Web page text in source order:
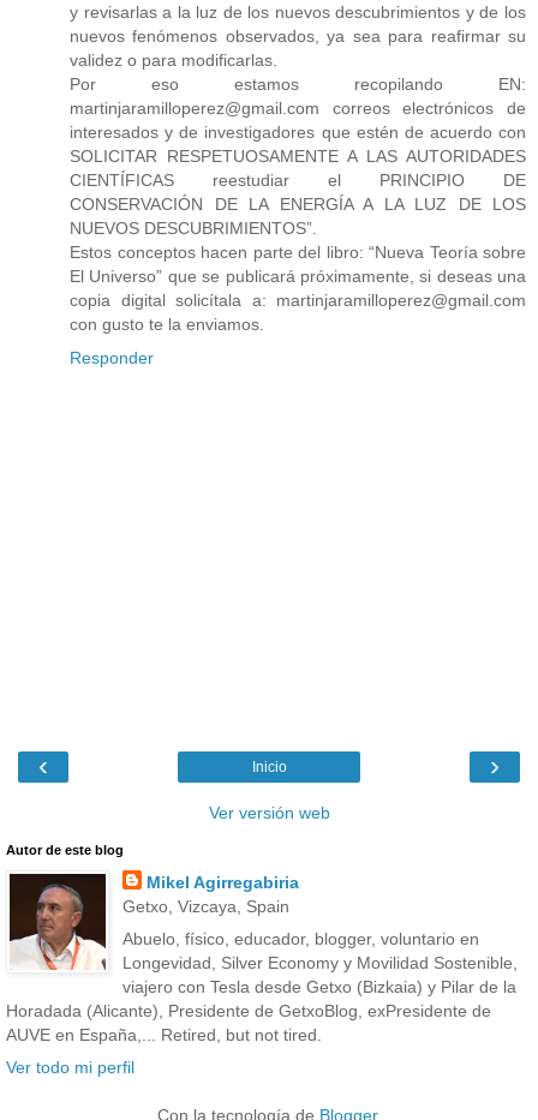
y revisarlas a la luz de los nuevos descubrimientos y de los
nuevos fenómenos observados, ya sea para reafirmar su
validez o para modificarlas.
Por eso estamos recopilando EN:
martinjaramilloperez@gmail.com correos electrónicos de
interesados y de investigadores que estén de acuerdo con
SOLICITAR RESPETUOSAMENTE A LAS AUTORIDADES
CIENTÍFICAS reestudiar el PRINCIPIO DE
CONSERVACIÓN DE LA ENERGÍA A LA LUZ DE LOS
NUEVOS DESCUBRIMIENTOS”.
Estos conceptos hacen parte del libro: “Nueva Teoría sobre
El Universo” que se publicará próximamente, si deseas una
copia digital solicítala a: martinjaramilloperez@gmail.com
con gusto te la enviamos.
Responder
‹ ›
Inicio
Ver versión web
Autor de este blog
Mikel Agirregabiria
Getxo, Vizcaya, Spain
Abuelo, físico, educador, blogger, voluntario en
Longevidad, Silver Economy y Movilidad Sostenible,
viajero con Tesla desde Getxo (Bizkaia) y Pilar de la
Horadada (Alicante), Presidente de GetxoBlog, exPresidente de
AUVE en España,... Retired, but not tired.
Ver todo mi perfil
Con la tecnología de Blogger.